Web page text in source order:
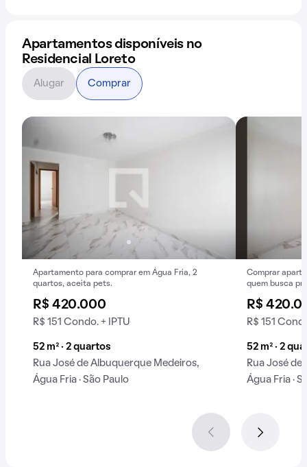
Apartamentos disponíveis no
Residencial Loreto
Apartamento para comprar em Água Fria, 2
quartos, aceita pets.
R$ 420.000
R$ 151 Condo. + IPTU
52 m² · 2 quartos
Rua José de Albuquerque Medeiros,
Água Fria · São Paulo
Comprar
quem busca
R$
R$ 151
52 m² · 2
Rua José
Água Fria ·
Alugar Comprar